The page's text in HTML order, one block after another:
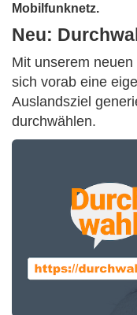
Mobilfunknetz.
Neu:
Mit unserem neuen
sich vorab eine
Auslandsziel
durchwählen.